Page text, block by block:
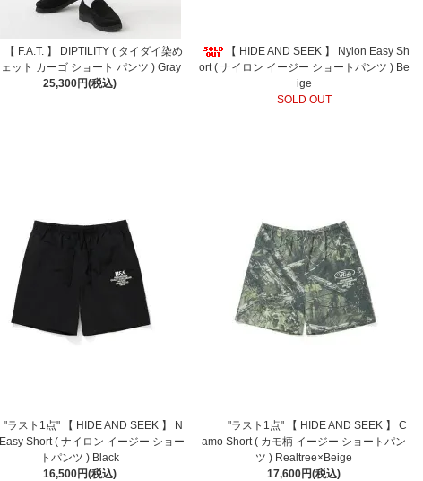
【 F.A.T. 】 DIPTILITY ( タイダイ染め
ット カーゴ ショート パンツ ) Gray
25,300円(税込)
【 HIDE AND SEEK 】 Nylon Easy Sh
ort ( ナイロン イージー ショートパンツ ) Be
ige
SOLD OUT
"ラスト1点" 【 HIDE AND SEEK 】 N
Short ( ナイロン イージー ショー
トパンツ ) Black
16,500円(税込)
"ラスト1点" 【 HIDE AND SEEK 】 C
amo Short ( カモ柄 イージー ショートパン
ツ ) Realtree×Beige
17,600円(税込)